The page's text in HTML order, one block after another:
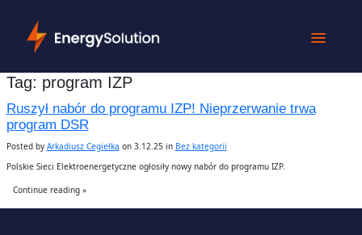
Tag: program IZP
Ruszył nabór do programu IZP! Nieprzerwanie trwa
program DSR
Posted by Arkadiusz Cegiełka on 3.12.25 in Bez kategorii
Polskie Sieci Elektroenergetyczne ogłosiły nowy nabór do programu IZP.
Continue reading »